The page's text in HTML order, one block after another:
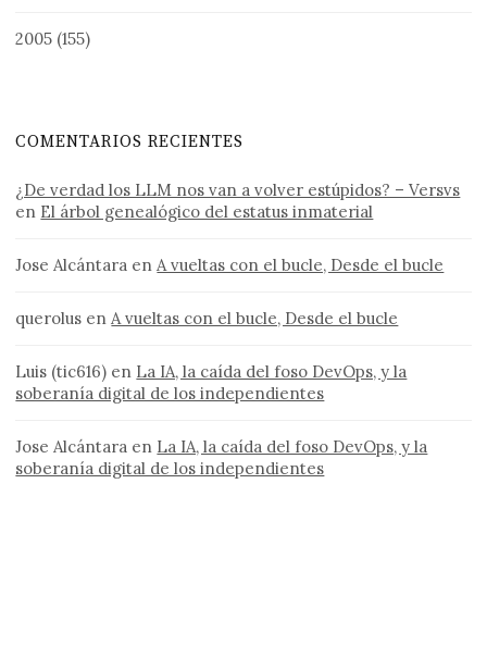
2005 (155)
COMENTARIOS RECIENTES
¿De verdad los LLM nos van a volver estúpidos? – Versvs
en El árbol genealógico del estatus inmaterial
Jose Alcántara en A vueltas con el bucle, Desde el bucle
querolus en A vueltas con el bucle, Desde el bucle
Luis (tic616) en La IA, la caída del foso DevOps, y la
soberanía digital de los independientes
Jose Alcántara en La IA, la caída del foso DevOps, y la
soberanía digital de los independientes